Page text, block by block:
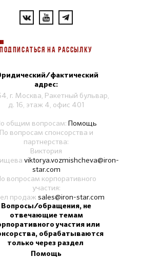
ПОДПИСАТЬСЯ НА РАССЫЛКУ
фактический
адрес:
г. Москва, Ракетный бульвар,
д. 16, этаж 4, офис 401
общим вопросам: Помощь
По вопросам спонсорства и
партнерства:
Виктория
viktorya.vozmishcheva@iron-
star.com
вопросам корпоративного
участия:
продаж sales@iron-star.com
Вопросы/обращения, не
отвечающие темам
участия или
обрабатываются
только через раздел
Помощь